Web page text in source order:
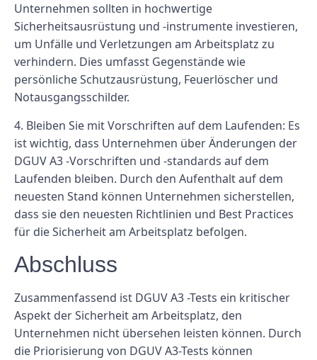
Unternehmen sollten in hochwertige
Sicherheitsausrüstung und -instrumente investieren,
um Unfälle und Verletzungen am Arbeitsplatz zu
verhindern. Dies umfasst Gegenstände wie
persönliche Schutzausrüstung, Feuerlöscher und
Notausgangsschilder.
4. Bleiben Sie mit Vorschriften auf dem Laufenden: Es
ist wichtig, dass Unternehmen über Änderungen der
DGUV A3 -Vorschriften und -standards auf dem
Laufenden bleiben. Durch den Aufenthalt auf dem
neuesten Stand können Unternehmen sicherstellen,
dass sie den neuesten Richtlinien und Best Practices
für die Sicherheit am Arbeitsplatz befolgen.
Abschluss
Zusammenfassend ist DGUV A3 -Tests ein kritischer
Aspekt der Sicherheit am Arbeitsplatz, den
Unternehmen nicht übersehen leisten können. Durch
die Priorisierung von DGUV A3-Tests können